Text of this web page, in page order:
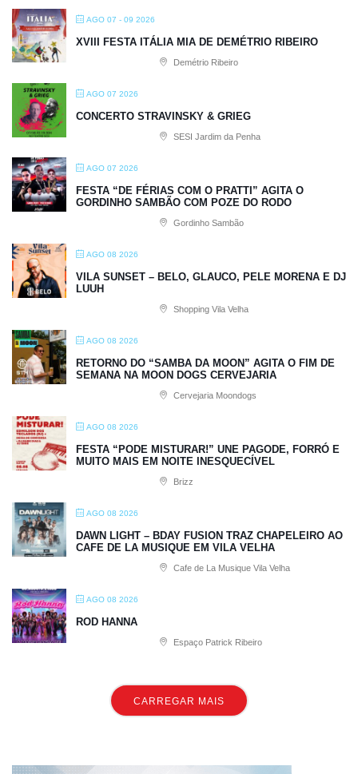
AGO 07 - 09 2026
XVIII FESTA ITÁLIA MIA DE DEMÉTRIO RIBEIRO
Demétrio Ribeiro
AGO 07 2026
CONCERTO STRAVINSKY & GRIEG
SESI Jardim da Penha
AGO 07 2026
FESTA “DE FÉRIAS COM O PRATTI” AGITA O
GORDINHO SAMBÃO COM POZE DO RODO
Gordinho Sambão
AGO 08 2026
VILA SUNSET – BELO, GLAUCO, PELE MORENA E DJ
LUUH
Shopping Vila Velha
AGO 08 2026
RETORNO DO “SAMBA DA MOON” AGITA O FIM DE
SEMANA NA MOON DOGS CERVEJARIA
Cervejaria Moondogs
AGO 08 2026
FESTA “PODE MISTURAR!” UNE PAGODE, FORRÓ E
MUITO MAIS EM NOITE INESQUECÍVEL
Brizz
AGO 08 2026
DAWN LIGHT – BDAY FUSION TRAZ CHAPELEIRO AO
CAFE DE LA MUSIQUE EM VILA VELHA
Cafe de La Musique Vila Velha
AGO 08 2026
ROD HANNA
Espaço Patrick Ribeiro
CARREGAR MAIS